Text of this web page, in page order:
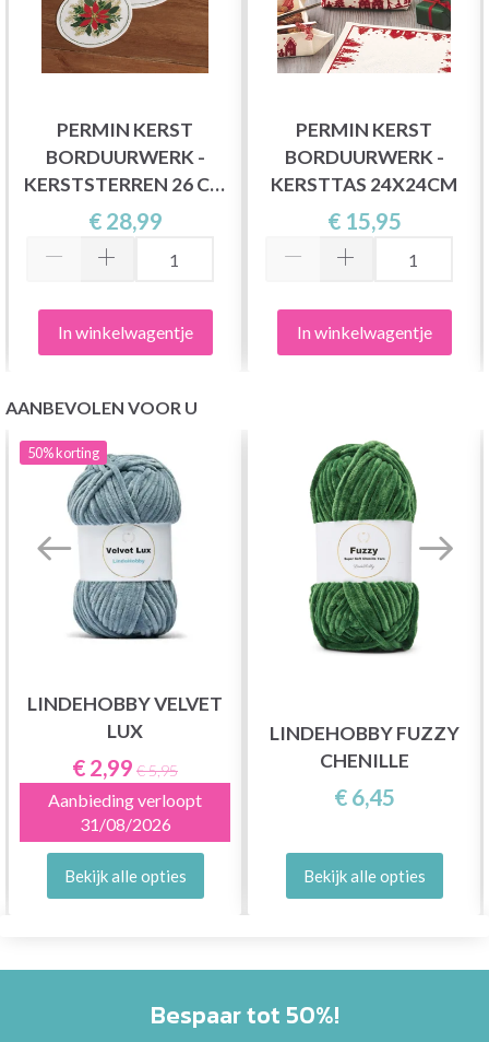
PERMIN KERST
BORDUURWERK -
KERSTSTERREN 26 CM
Ø, AIDA
€ 28,99
In winkelwagentje
PERMIN KERST
BORDUURWERK -
KERSTTAS 24X24CM
€ 15,95
In winkelwagentje
AANBEVOLEN VOOR U
50%korting
LINDEHOBBY VELVET
LUX
€ 2,99 € 5,95
Aanbieding verloopt
31/08/2026
Bekijk alle opties
LINDEHOBBY FUZZY
CHENILLE
€ 6,45
Bekijk alle opties
Bespaar tot 50%!